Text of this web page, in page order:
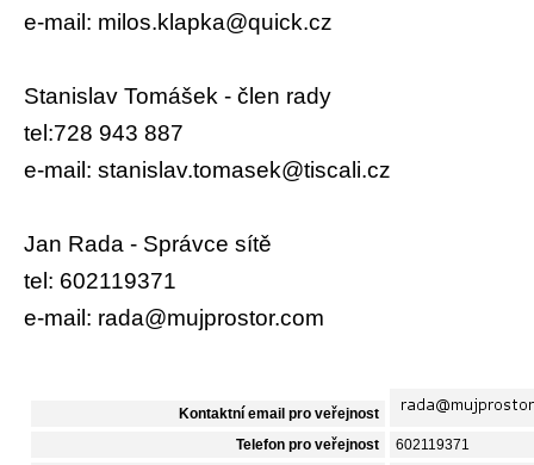
e-mail: milos.klapka@quick.cz
Stanislav Tomášek - člen rady
tel:728 943 887
e-mail: stanislav.tomasek@tiscali.cz
Jan Rada - Správce sítě
tel: 602119371
e-mail: rada@mujprostor.com
Kontaktní email pro veřejnost
Telefon pro veřejnost 602119371